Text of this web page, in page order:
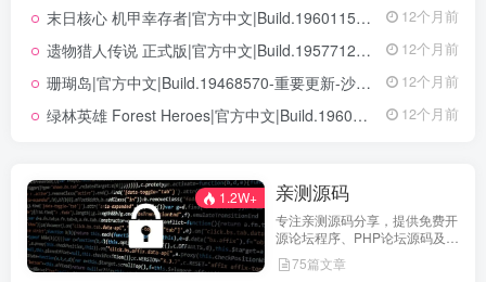
末日核心 机甲幸存者|官方中文|Build.19601158|解压即撸| 12个月前
遗物猎人传说 正式版|官方中文|Build.19577129+全DLC|解压即撸| 12个月前
珊瑚岛|官方中文|Build.19468570-重要更新-沙盒|解压即撸| 12个月前
绿林英雄 Forest Heroes|官方中文|Build.19609351+全DLC|解压即撸| 12个月前
1.2W+ 亲测源码
专注亲测源码分享，提供免费开
源论坛程序、PHP论坛源码及论
坛搭建解决方案，所有源码均经
实际测试可用，助力快速搭建稳
75篇文章